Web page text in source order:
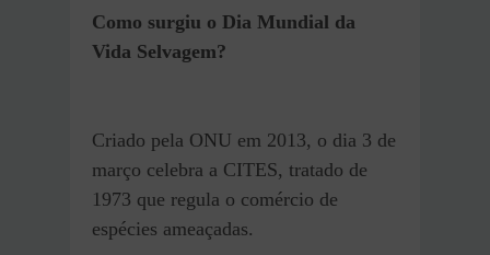
Como surgiu o Dia Mundial da
Vida Selvagem?
Criado pela ONU em 2013, o dia 3 de
março celebra a CITES, tratado de
1973 que regula o comércio de
espécies ameaçadas.